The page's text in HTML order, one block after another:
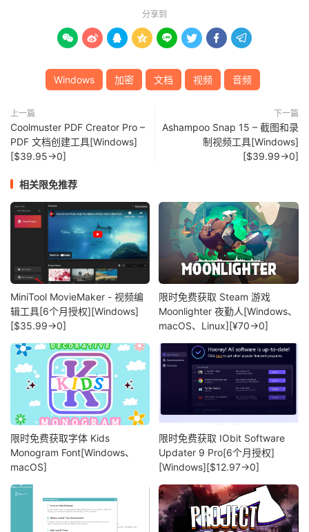
分享到
       
Windows 加密 文档 视频 音频
上一篇
Coolmuster PDF Creator Pro –
PDF 文档创建工具[Windows]
[$39.95→0]
下一篇
Ashampoo Snap 15 – 截图和录
制视频工具[Windows]
[$39.99→0]
相关限免推荐
MiniTool MovieMaker - 视频编
辑工具[6个月授权][Windows]
[$35.99→0]
限时免费获取 Steam 游戏
Moonlighter 夜勤人[Windows、
macOS、Linux][¥70→0]
限时免费获取字体 Kids
Monogram Font[Windows、
macOS]
限时免费获取 IObit Software
Updater 9 Pro[6个月授权]
[Windows][$12.97→0]